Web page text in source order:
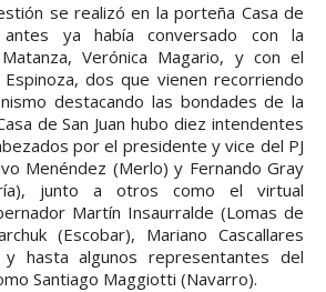
se realizó en la porteña Casa de
antes ya había conversado con la
Verónica Magario, y con el
dos que vienen recorriendo
destacando las bondades de la
de San Juan hubo diez intendentes
por el presidente y vice del PJ
Menéndez (Merlo) y Fernando Gray
junto a otros como el virtual
Martín Insaurralde (Lomas de
(Escobar), Mariano Cascallares
y hasta algunos representantes del
Santiago Maggiotti (Navarro).